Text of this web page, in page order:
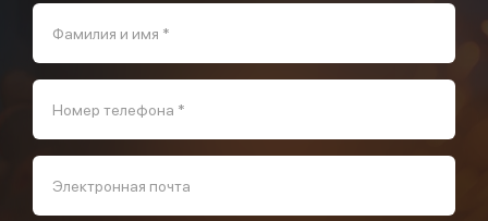
Фамилия и имя *
Номер телефона *
Электронная почта